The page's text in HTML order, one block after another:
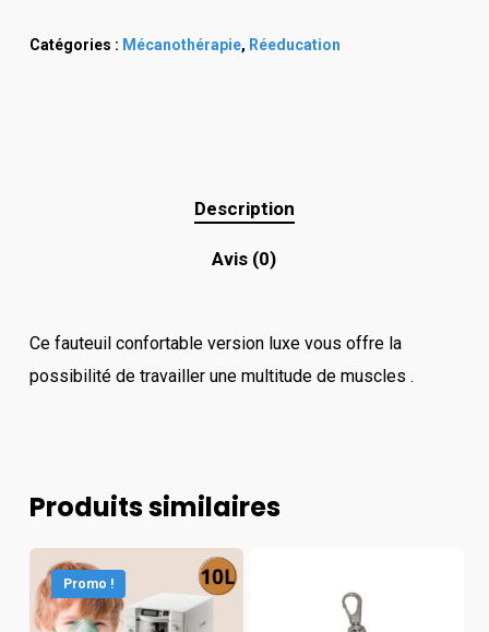
Catégories : Mécanothérapie, Réeducation
Description
Avis (0)
Ce fauteuil confortable version luxe vous offre la
possibilité de travailler une multitude de muscles .
Produits similaires
Promo !